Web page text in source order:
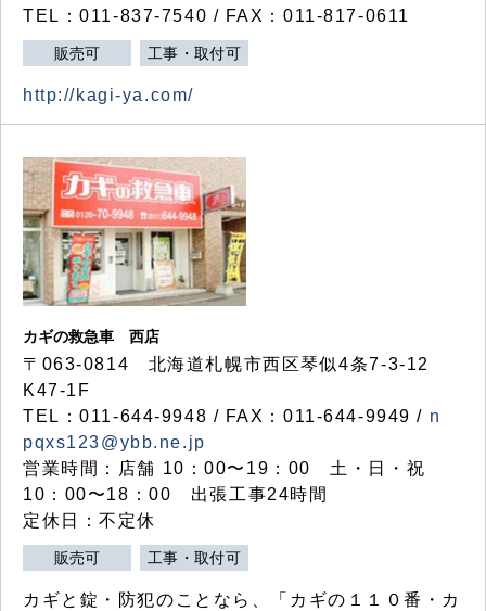
TEL：011-837-7540 / FAX：011-817-0611
販売可 工事・取付可
http://kagi-ya.com/
カギの救急車 西店
〒063-0814 北海道札幌市西区琴似4条7-3-12
K47-1F
TEL：011-644-9948 / FAX：011-644-9949 / n
pqxs123@ybb.ne.jp
営業時間：店舗 10：00〜19：00 土・日・祝
10：00〜18：00 出張工事24時間
定休日：不定休
販売可 工事・取付可
カギと錠・防犯のことなら、「カギの１１０番・カ